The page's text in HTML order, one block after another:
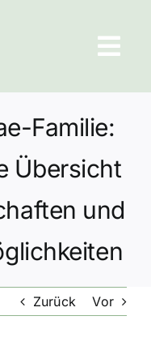
Familie:
Übersicht
und
Zurück Vor